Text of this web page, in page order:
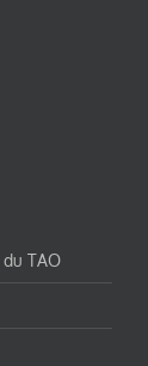
TAO